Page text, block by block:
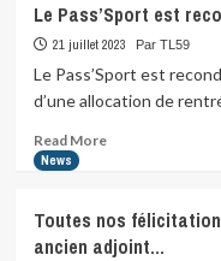
c’est
ma
cousine…
Nul
doute
Le Pass’Sport est
21 juillet 2023 Par TL59
Le Pass’Sport est
d’une allocation de
Read MoreRead
Pass’Sport
est
News
Toutes nos
ancien adjoint…